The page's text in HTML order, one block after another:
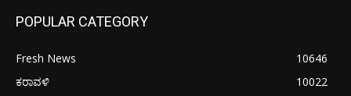
POPULAR CATEGORY
Fresh News
10646
ಕರಾವಳಿ
10022